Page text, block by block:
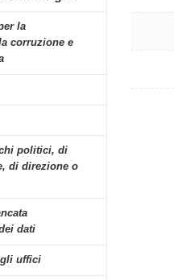
la
corruzione e
politici, di
di direzione o
dati
uffici